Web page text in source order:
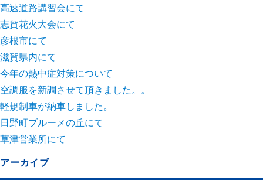
高速道路講習会にて
志賀花火大会にて
彦根市にて
滋賀県内にて
今年の熱中症対策について
空調服を新調させて頂きました。。
軽規制車が納車しました。
日野町ブルーメの丘にて
草津営業所にて
アーカイブ